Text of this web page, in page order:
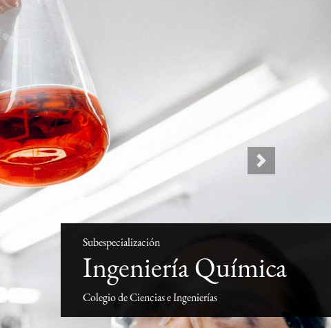
Next
Subespecialización
Ingeniería Química
Colegio de Ciencias e Ingenierías